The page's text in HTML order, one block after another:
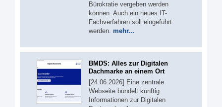
Bürokratie vergeben werden
können. Auch ein neues IT-
Fachverfahren soll eingeführt
werden. mehr...
BMDS: Alles zur Digitalen
Dachmarke an einem Ort
[24.06.2026] Eine zentrale
Webseite bündelt künftig
Informationen zur Digitalen